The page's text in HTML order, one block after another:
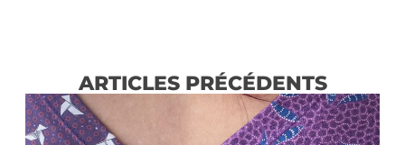
ARTICLES PRÉCÉDENTS